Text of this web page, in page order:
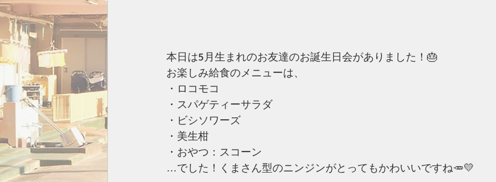
本日は5月生まれのお友達のお誕生日会がありました！🎂
お楽しみ給食のメニューは、
・ロコモコ
・スパゲティーサラダ
・ビシソワーズ
・美生柑
・おやつ：スコーン
…でした！くまさん型のニンジンがとってもかわいいですね🥕💛